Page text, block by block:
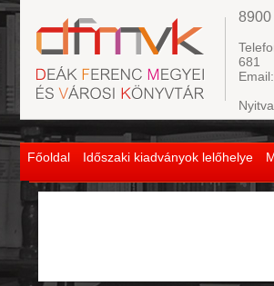
Főoldal Időszaki kiadványok lelőhelye
8900
681